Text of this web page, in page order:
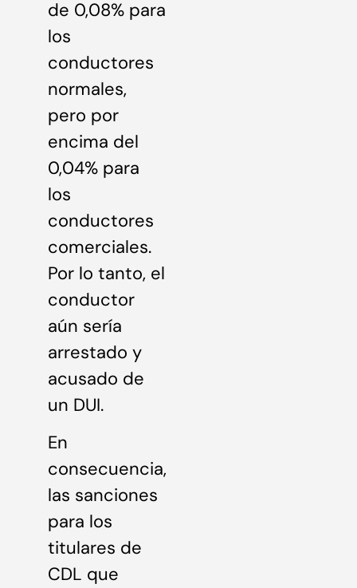
de 0,08% para
los
conductores
normales,
pero por
encima del
0,04% para
los
conductores
comerciales.
Por lo tanto, el
conductor
aún sería
arrestado y
acusado de
un DUI.
En
consecuencia,
las sanciones
para los
titulares de
CDL que